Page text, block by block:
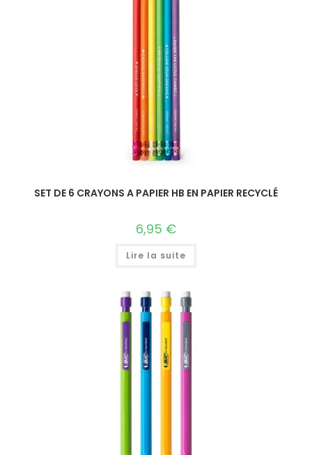
SET DE 6 CRAYONS A PAPIER HB EN PAPIER RECYCLÉ
6,95 €
Lire la suite